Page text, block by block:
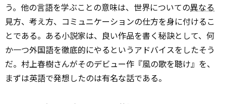
う。他の言語を学ぶことの意味は、世界についての異なる
見方、考え方、コミュニケーションの仕方を身に付けるこ
とである。ある小説家は、良い作品を書く秘訣として、何
か一つ外国語を徹底的にやるというアドバイスをしたそう
だ。村上春樹さんがそのデビュー作『風の歌を聴け』を、
まずは英語で発想したのは有名な話である。